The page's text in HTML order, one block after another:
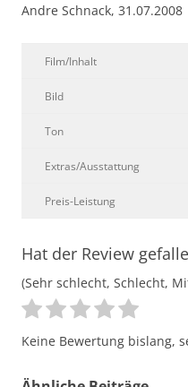
Andre Schnack, 31.07.2008
Film/Inhalt
Bild
Ton
Extras/Ausstattung
Preis-Leistung
Hat der Review
(Sehr schlecht, Schlecht,
Keine Bewertung bislang,